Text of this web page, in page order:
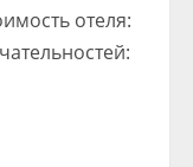
отеля: